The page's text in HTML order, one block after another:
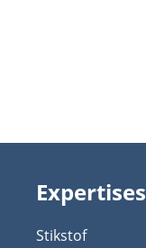
Expertises
Stikstof